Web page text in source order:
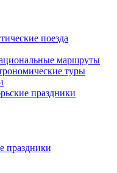
поезда
маршруты
туры
праздники
праздники